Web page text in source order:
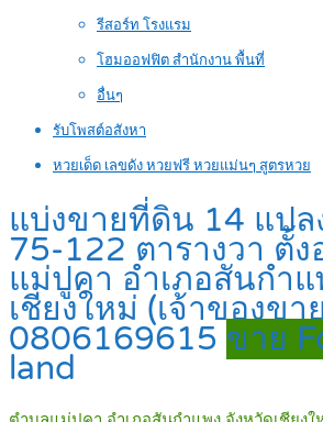
รีสอร์ท โรงแรม
โฮมออฟฟิต สำนักงาน พื้นที่
อื่นๆ
รับโพสต์อสังหา
หวยเด็ด เลขดัง หวยฟรี หวยแม่นๆ สูตรหวย
แบ่งขายที่ดิน 14 แป
75-122 ตารางวา ตั้
แม่ปูคา อำเภอสันกำ
เชียงใหม่ (เจ้าของขา
0806169615 ขาย
land